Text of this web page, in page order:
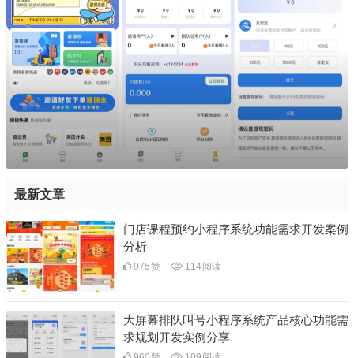
最新文章
门店课程预约小程序系统功能需求开发案例
分析
975赞 114阅读
大屏幕排队叫号小程序系统产品核心功能需
求规划开发实例分享